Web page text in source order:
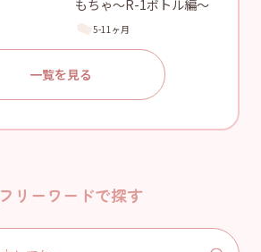
もちゃ〜R-1ボトル編〜
5-11ヶ月
一覧を見る
フリーワードで探す